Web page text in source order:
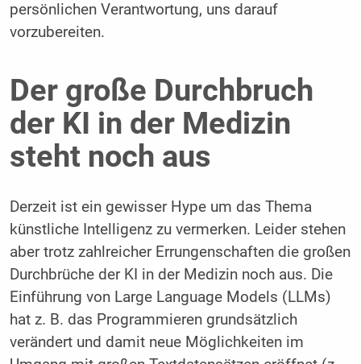
persönlichen Verantwortung, uns darauf
vorzubereiten.
Der große Durchbruch
der KI in der Medizin
steht noch aus
Derzeit ist ein gewisser Hype um das Thema
künstliche Intelligenz zu vermerken. Leider stehen
aber trotz zahlreicher Errungenschaften die großen
Durchbrüche der KI in der Medizin noch aus. Die
Einführung von Large Language Models (LLMs)
hat z. B. das Programmieren grundsätzlich
verändert und damit neue Möglichkeiten im